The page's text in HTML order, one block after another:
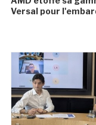
Versal pour